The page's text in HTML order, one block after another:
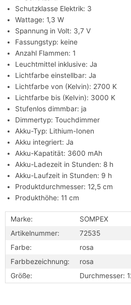
Schutzklasse Elektrik: 3
Wattage: 1,3 W
Spannung in Volt: 3,7 V
Fassungstyp: keine
Anzahl Flammen: 1
Leuchtmittel inklusive: Ja
Lichtfarbe einstellbar: Ja
Lichtfarbe von (Kelvin): 2700 K
Lichtfarbe bis (Kelvin): 3000 K
Stufenlos dimmbar: ja
Dimmertyp: Touchdimmer
Akku-Typ: Lithium-Ionen
Akku integriert: Ja
Akku-Kapatität: 3600 mAh
Akku-Ladezeit in Stunden: 8 h
Akku-Laufzeit in Stunden: 9 h
Produktdurchmesser: 12,5 cm
Produkthöhe: 11 cm
Marke:
SOMPEX
Artikelnummer:
72535
Farbe:
rosa
Farbbezeichnung:
rosa
Größe:
Durchmesser: